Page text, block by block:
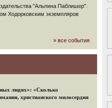
"Альпина Паблишер".
Ходорковским экземпляров
» все события
людях»: «Сколько
христианского милосердия